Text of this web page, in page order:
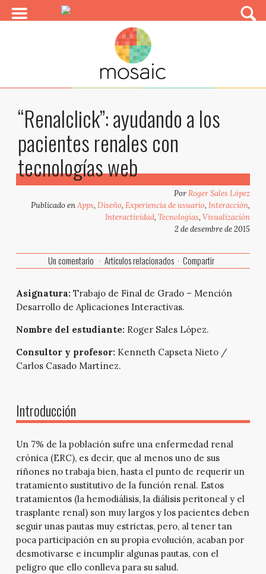
“Renalclick”: ayudando a los
pacientes renales con
tecnologías web
PorRoger Sales López
Publicado enApps,Diseño,Experiencia de usuario,Interacción,
Interactividad,Tecnologías,Visualización
2 de desembre de 2015
Un comentario Artículos relacionados Compartir
Asignatura: Trabajo de Final de Grado – Mención
Desarrollo de Aplicaciones Interactivas.
Nombre del estudiante: Roger Sales López.
Consultor y profesor: Kenneth Capseta Nieto /
Carlos Casado Martínez.
Introducción
Un 7% de la población sufre una enfermedad renal
crónica (ERC), es decir, que al menos uno de sus
riñones no trabaja bien, hasta el punto de requerir un
tratamiento sustitutivo de la función renal. Estos
tratamientos (la hemodiálisis, la diálisis peritoneal y el
trasplante renal) son muy largos y los pacientes deben
seguir unas pautas muy estrictas, pero, al tener tan
poca participación en su propia evolución, acaban por
desmotivarse e incumplir algunas pautas, con el
peligro que ello conlleva para su salud.